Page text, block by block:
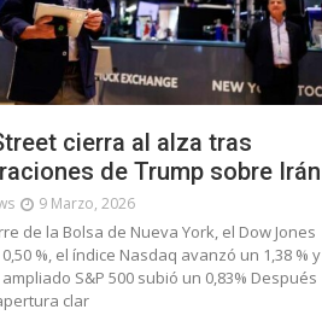
cierra al alza tras
de Trump sobre Irán
9 Marzo, 2026
de la Bolsa de Nueva York, el Dow Jones
%, el índice Nasdaq avanzó un 1,38 % y
S&P 500 subió un 0,83% Después
clar